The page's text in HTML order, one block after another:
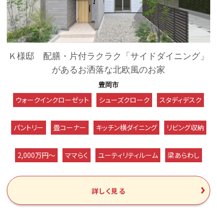
Ｋ様邸 配膳・片付ラクラク「サイドダイニング」
があるお洒落な北欧風のお家
豊岡市
ウォークインクローゼット シューズクローク スタディデスク
パントリー 畳コーナー キッチン横ダイニング リビング収納
2,000万円～ ママらく ユーティリティルーム 梁あらわし
詳しく見る